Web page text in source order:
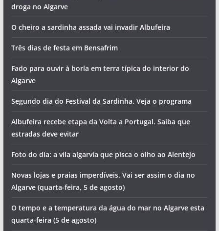
droga no Algarve
O cheiro a sardinha assada vai invadir Albufeira
Três dias de festa em Bensafrim
Fado para ouvir à borla em terra típica do interior do
Algarve
Segundo dia do Festival da Sardinha. Veja o programa
Albufeira recebe etapa da Volta a Portugal. Saiba que
estradas deve evitar
Foto do dia: a vila algarvia que pisca o olho ao Alentejo
Novas lojas e praias imperdíveis. Vai ser assim o dia no
Algarve (quarta-feira, 5 de agosto)
O tempo e a temperatura da água do mar no Algarve esta
quarta-feira (5 de agosto)